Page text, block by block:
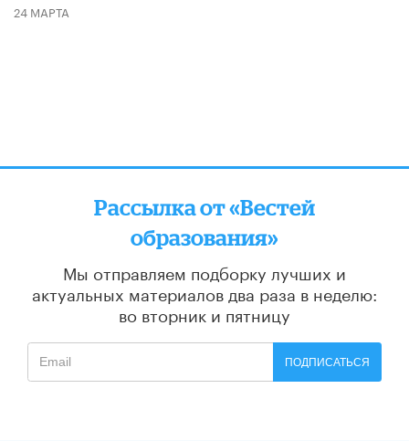
24 МАРТА
Рассылка от «Вестей
образования»
Мы отправляем подборку лучших и
актуальных материалов два раза в неделю:
во вторник и пятницу
ПОДПИСАТЬСЯ